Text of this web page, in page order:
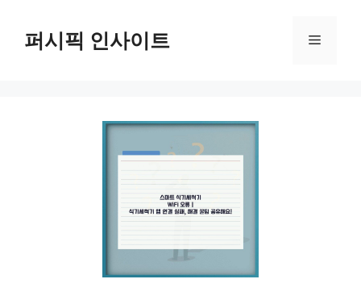
퍼시픽 인사이트 메